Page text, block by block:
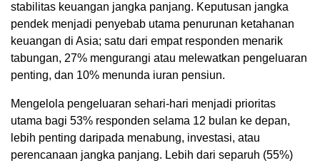
stabilitas keuangan jangka panjang. Keputusan jangka
pendek menjadi penyebab utama penurunan ketahanan
keuangan di Asia; satu dari empat responden menarik
tabungan, 27% mengurangi atau melewatkan pengeluaran
penting, dan 10% menunda iuran pensiun.
Mengelola pengeluaran sehari-hari menjadi prioritas
utama bagi 53% responden selama 12 bulan ke depan,
lebih penting daripada menabung, investasi, atau
perencanaan jangka panjang. Lebih dari separuh (55%)